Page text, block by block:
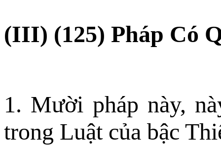
(III) (125) Pháp Có
1. Mười pháp này,
trong Luật của bậc